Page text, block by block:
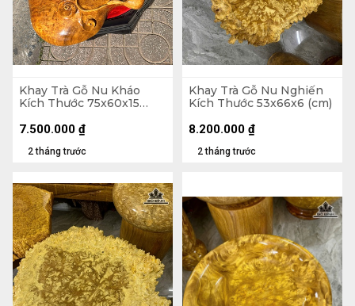
Khay Trà Gỗ Nu Kháo
Kích Thước 75x60x15
2 tháng trước
7.500.000 ₫
Khay Trà Gỗ Nu Nghiến
Kích Thước 53x66x6 (cm)
2 tháng trước
8.200.000 ₫